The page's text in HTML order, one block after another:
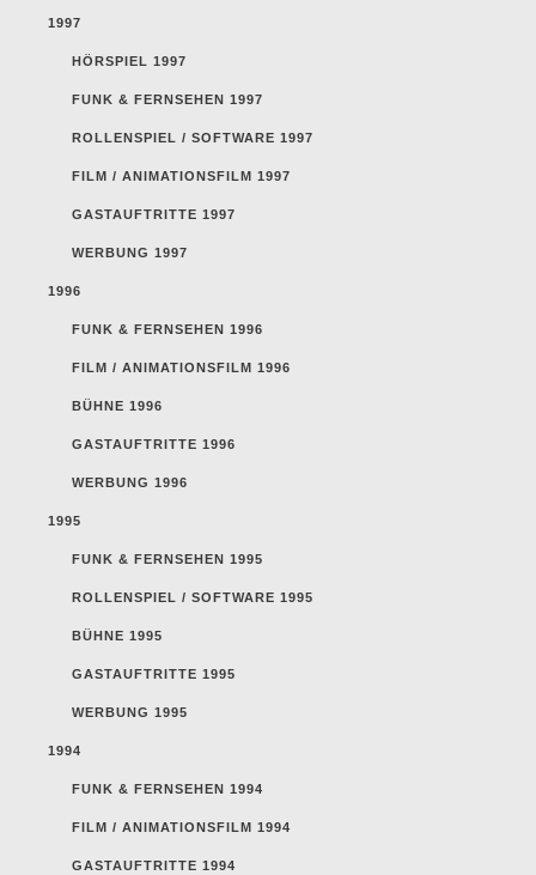
1997
HÖRSPIEL 1997
FUNK & FERNSEHEN 1997
ROLLENSPIEL / SOFTWARE 1997
FILM / ANIMATIONSFILM 1997
GASTAUFTRITTE 1997
WERBUNG 1997
1996
FUNK & FERNSEHEN 1996
FILM / ANIMATIONSFILM 1996
BÜHNE 1996
GASTAUFTRITTE 1996
WERBUNG 1996
1995
FUNK & FERNSEHEN 1995
ROLLENSPIEL / SOFTWARE 1995
BÜHNE 1995
GASTAUFTRITTE 1995
WERBUNG 1995
1994
FUNK & FERNSEHEN 1994
FILM / ANIMATIONSFILM 1994
GASTAUFTRITTE 1994